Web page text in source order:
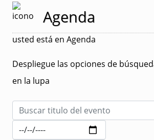
Agenda
usted está en Agenda
Despliegue las opciones de
en la lupa